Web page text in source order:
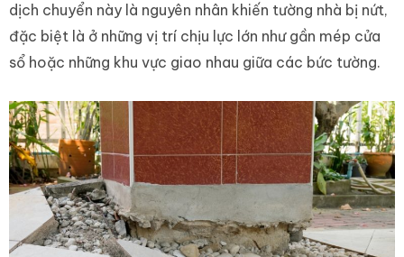
dịch chuyển này là nguyên nhân khiến tường nhà bị nứt,
đặc biệt là ở những vị trí chịu lực lớn như gần mép cửa
sổ hoặc những khu vực giao nhau giữa các bức tường.